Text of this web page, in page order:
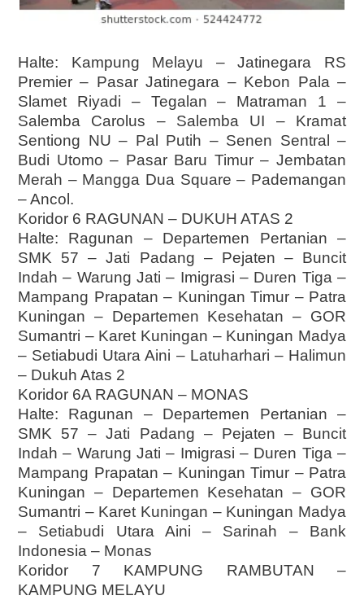
Halte: Kampung Melayu – Jatinegara RS
Premier – Pasar Jatinegara – Kebon Pala –
Slamet Riyadi – Tegalan – Matraman 1 –
Salemba Carolus – Salemba UI – Kramat
Sentiong NU – Pal Putih – Senen Sentral –
Budi Utomo – Pasar Baru Timur – Jembatan
Merah – Mangga Dua Square – Pademangan
– Ancol.
Koridor 6 RAGUNAN – DUKUH ATAS 2
Halte: Ragunan – Departemen Pertanian –
SMK 57 – Jati Padang – Pejaten – Buncit
Indah – Warung Jati – Imigrasi – Duren Tiga –
Mampang Prapatan – Kuningan Timur – Patra
Kuningan – Departemen Kesehatan – GOR
Sumantri – Karet Kuningan – Kuningan Madya
– Setiabudi Utara Aini – Latuharhari – Halimun
– Dukuh Atas 2
Koridor 6A RAGUNAN – MONAS
Halte: Ragunan – Departemen Pertanian –
SMK 57 – Jati Padang – Pejaten – Buncit
Indah – Warung Jati – Imigrasi – Duren Tiga –
Mampang Prapatan – Kuningan Timur – Patra
Kuningan – Departemen Kesehatan – GOR
Sumantri – Karet Kuningan – Kuningan Madya
– Setiabudi Utara Aini – Sarinah – Bank
Indonesia – Monas
Koridor 7 KAMPUNG RAMBUTAN –
KAMPUNG MELAYU